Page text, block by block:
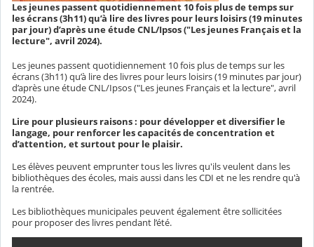
Les jeunes passent quotidiennement 10 fois plus de temps sur
les écrans (3h11) qu’à lire des livres pour leurs loisirs (19 minutes
par jour) d’après une étude CNL/Ipsos ("Les jeunes Français et la
lecture", avril 2024).
Les jeunes passent quotidiennement 10 fois plus de temps sur les
écrans (3h11) qu’à lire des livres pour leurs loisirs (19 minutes par jour)
d’après une étude CNL/Ipsos ("Les jeunes Français et la lecture", avril
2024).
Lire pour plusieurs raisons : pour développer et diversifier le
langage, pour renforcer les capacités de concentration et
d’attention, et surtout pour le plaisir.
Les élèves peuvent emprunter tous les livres qu'ils veulent dans les
bibliothèques des écoles, mais aussi dans les CDI et ne les rendre qu'à
la rentrée.
Les bibliothèques municipales peuvent également être sollicitées
pour proposer des livres pendant l’été.